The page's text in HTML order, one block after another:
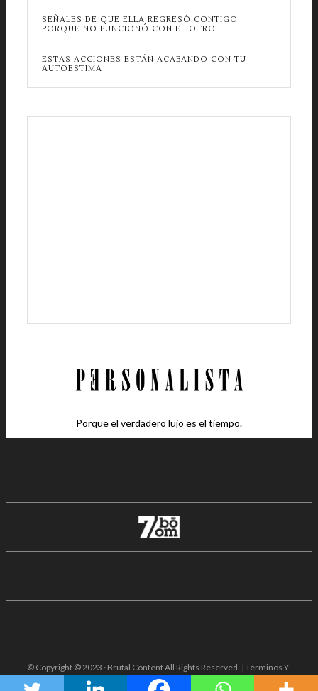
SEÑALES DE QUE ELLA REGRESÓ CONTIGO
PORQUE NO FUNCIONÓ CON EL OTRO
ESTAS ACCIONES ESTÁN ACABANDO CON TU
AUTOESTIMA
Porque el verdadero lujo es el tiempo.
© Copyright © 2023 · Brutal Content All Rights Reserved. | Términos Y
Condiciones · Aviso De Privacidad